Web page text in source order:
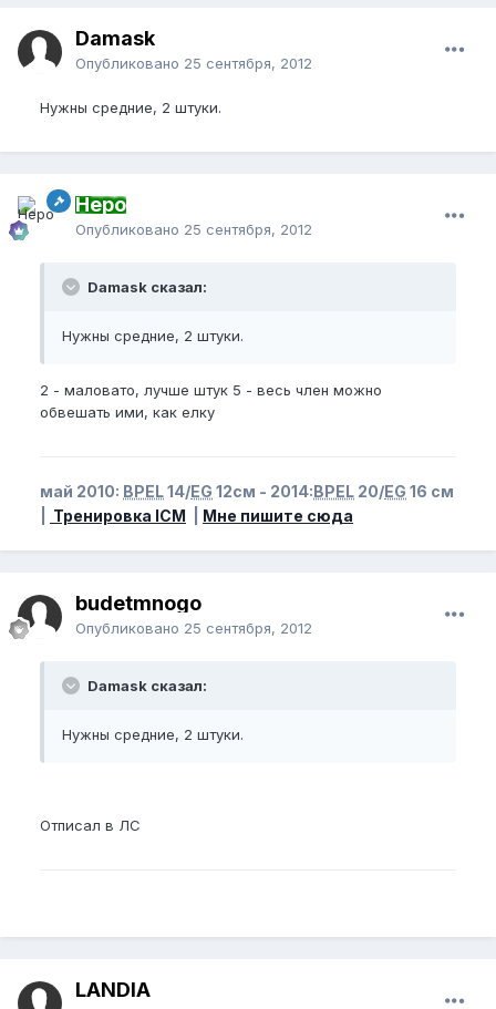
Damask
Опубликовано 25 сентября, 2012
Нужны средние, 2 штуки.
Неро
Опубликовано 25 сентября, 2012
Damask сказал:
Нужны средние, 2 штуки.
2 - маловато, лучше штук 5 - весь член можно
обвешать ими, как елку
май 2010: BPEL14/EG 12см - 2014:BPEL 20/EG 16 см
Тренировка ICM Мне пишите сюда
budetmnogo
Опубликовано 25 сентября, 2012
Damask сказал:
Нужны средние, 2 штуки.
Отписал в ЛС
LANDIA